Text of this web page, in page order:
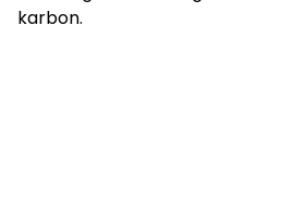
karbon.